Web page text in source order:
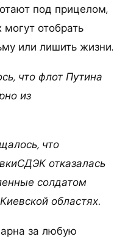
под прицелом,
могут отобрать
или лишить жизни.
что флот Путина
из
что
отказалась
солдатом
областях.
за любую